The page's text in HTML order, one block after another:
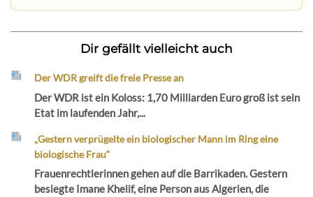
Dir gefällt vielleicht auch
Der WDR greift die freie Presse an
Der WDR ist ein Koloss: 1,70 Milliarden Euro groß ist sein
Etat im laufenden Jahr,...
„Gestern verprügelte ein biologischer Mann im Ring eine
biologische Frau“
Frauenrechtlerinnen gehen auf die Barrikaden. Gestern
besiegte Imane Khelif, eine Person aus Algerien, die